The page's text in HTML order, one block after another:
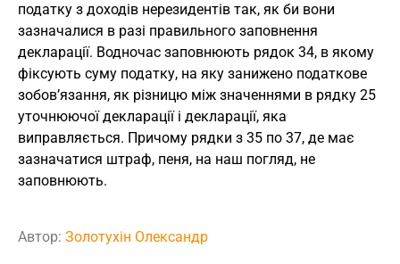
податку з доходів нерезидентів так, як би вони
зазначалися в разі правильного заповнення
декларації. Водночас заповнюють рядок 34, в якому
фіксують суму податку, на яку занижено податкове
зобов’язання, як різницю між значеннями в рядку 25
уточнюючої декларації і декларації, яка
виправляється. Причому рядки з 35 по 37, де має
зазначатися штраф, пеня, на наш погляд, не
заповнюють.
Автор: Золотухін Олександр